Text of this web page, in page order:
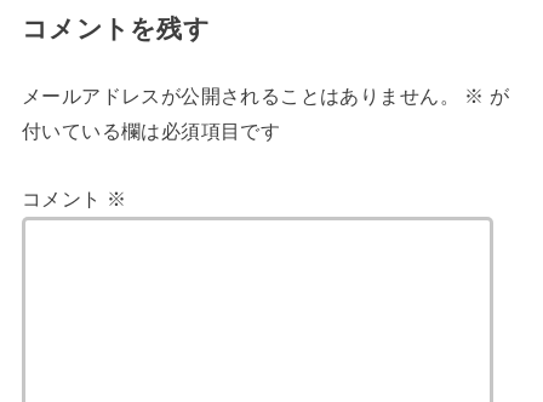
コメントを残す
メールアドレスが公開されることはありません。 ※ が
付いている欄は必須項目です
コメント ※